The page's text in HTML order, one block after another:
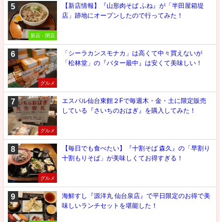
新店・閉店
【新店情報】『山形肉そば ふね』が「半田屋箱堤
店」跡地にオープンしたので行ってみた！
グルメ
「シーラカンスモナカ」は高くて中々買えないが
「松林堂」の『バター最中』は安くて美味しい！
グルメ
エスパル仙台東館２Fで毎週木・金・土に限定販売
している『さいちのおはぎ』を購入してみた！
グルメ
【毎日でも食べたい】『十割そば 森久』の「早割り
十割もりそば」が美味しくてお得すぎる！
海鮮すし『源洋丸 仙台泉店』で平日限定のお得で美
味しいランチセットを堪能した！